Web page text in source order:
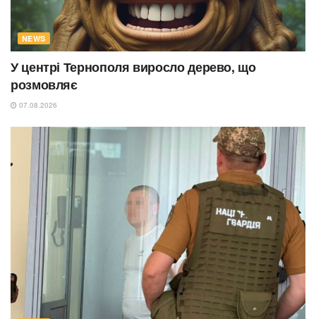
NEWS
У центрі Тернополя виросло дерево, що
розмовляє
07.08.2026